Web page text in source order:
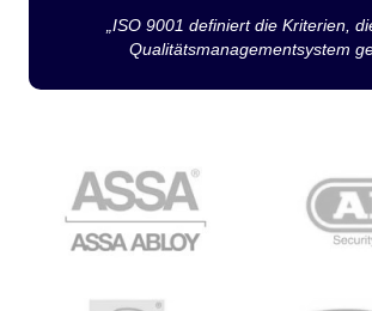
„ISO 9001 definiert die Kriterien,
Qualitätsmanagementsystem